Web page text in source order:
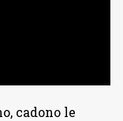
cadono le